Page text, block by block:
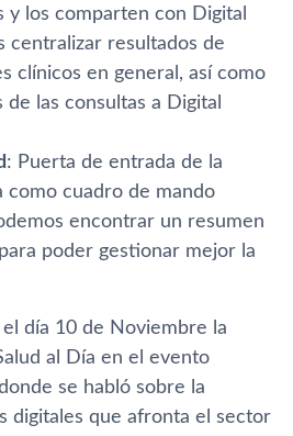
y los comparten con Digital
centralizar resultados de
clí­nicos en general, así­ como
las consultas a Digital
: Puerta de entrada de la
como cuadro de mando
encontrar un resumen
poder gestionar mejor la
dí­a 10 de Noviembre la
al Dí­a en el evento
se habló sobre la
digitales que afronta el sector